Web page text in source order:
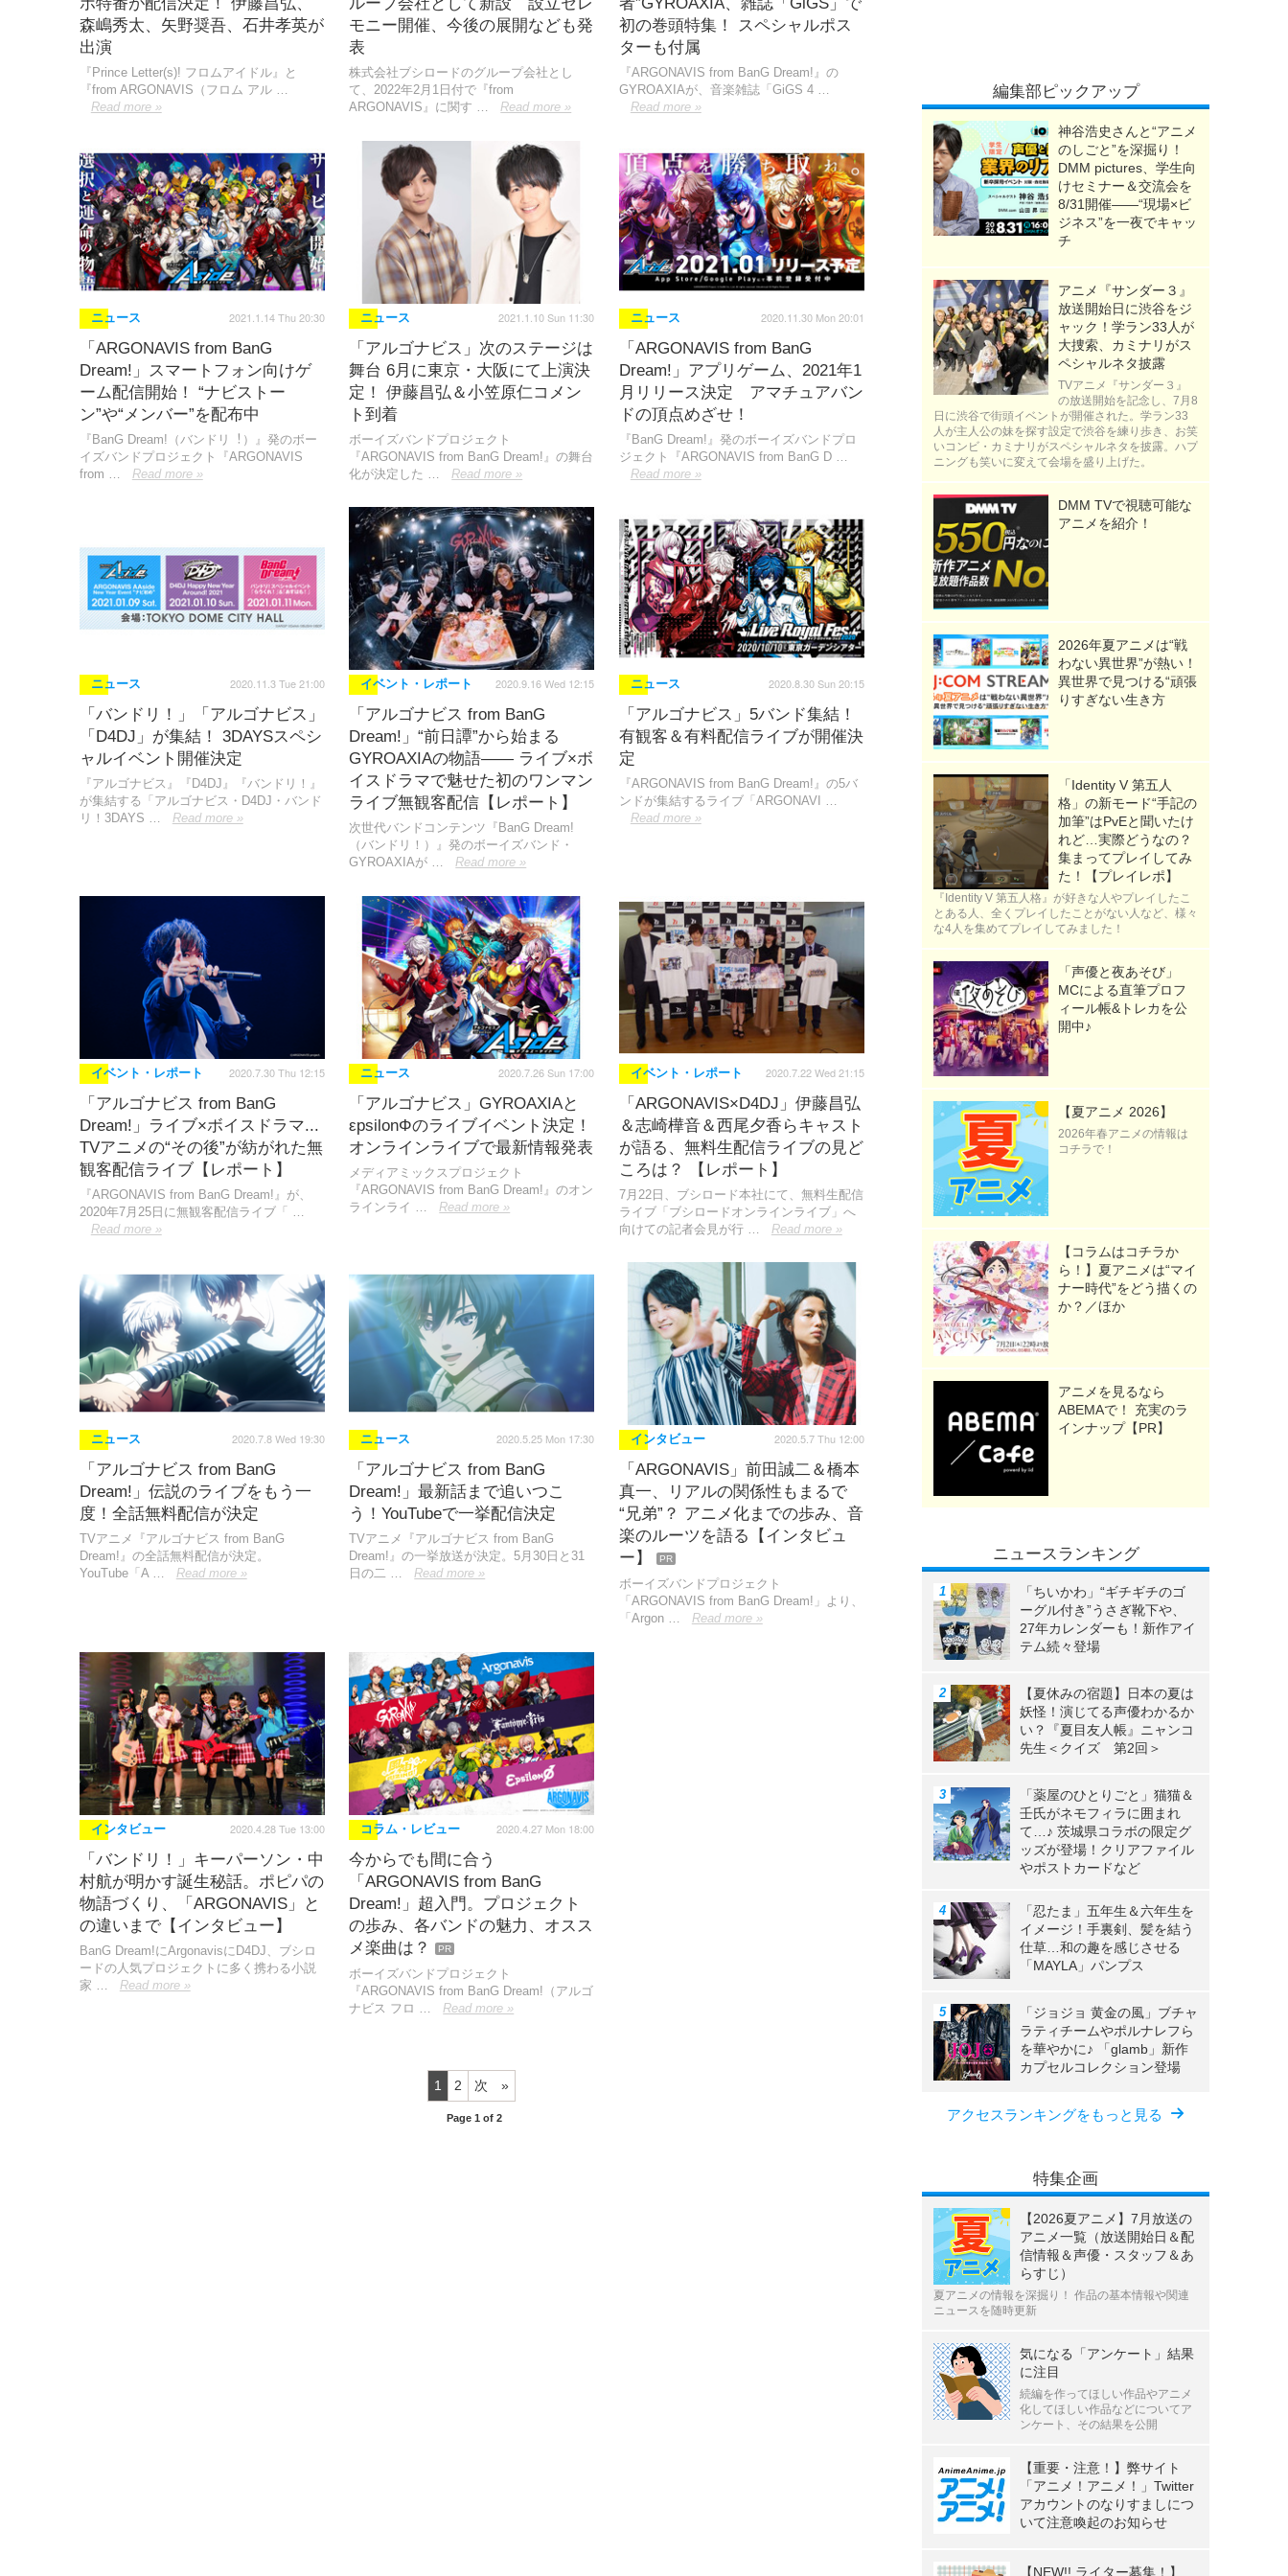
ボ特番が配信決定！ 伊藤昌弘、
森嶋秀太、矢野奨吾、石井孝英が
出演
『Prince Letter(s)! フロムアイドル』と
『from ARGONAVIS（フロム アル …
Read more »
ループ会社として新設 設立セレ
モニー開催、今後の展開なども発
表
株式会社ブシロードのグループ会社とし
て、2022年2月1日付で『from
ARGONAVIS』に関す …
Read more »
者”GYROAXIA、雑誌「GiGS」で
初の巻頭特集！ スペシャルポス
ターも付属
『ARGONAVIS from BanG Dream!』の
GYROAXIAが、音楽雑誌「GiGS 4 …
Read more »
ニュース 2021.1.14 Thu 20:30
「ARGONAVIS from BanG
Dream!」スマートフォン向けゲ
ーム配信開始！ “ナビストー
ン”や“メンバー”を配布中
『BanG Dream!（バンドリ︕）』発のボー
イズバンドプロジェクト『ARGONAVIS
from …
Read more »
ニュース 2021.1.10 Sun 11:30
「アルゴナビス」次のステージは
舞台 6月に東京・大阪にて上演決
定！ 伊藤昌弘＆小笠原仁コメン
ト到着
ボーイズバンドプロジェクト
『ARGONAVIS from BanG Dream!』の舞台
化が決定した …
Read more »
ニュース 2020.11.30 Mon 20:01
「ARGONAVIS from BanG
Dream!」アプリゲーム、2021年1
月リリース決定 アマチュアバン
ドの頂点めざせ！
『BanG Dream!』発のボーイズバンドプロ
ジェクト『ARGONAVIS from BanG D …
Read more »
ニュース 2020.11.3 Tue 21:00
「バンドリ！」「アルゴナビス」
「D4DJ」が集結！ 3DAYSスペシ
ャルイベント開催決定
『アルゴナビス』『D4DJ』『バンドリ！』
が集結する「アルゴナビス・D4DJ・バンド
リ！3DAYS …
Read more »
イベント・レポート 2020.9.16 Wed 12:15
「アルゴナビス from BanG
Dream!」“前日譚”から始まる
GYROAXIAの物語―― ライブ×ボ
イスドラマで魅せた初のワンマン
ライブ無観客配信【レポート】
次世代バンドコンテンツ『BanG Dream!
（バンドリ！）』発のボーイズバンド・
GYROAXIAが …
Read more »
ニュース 2020.8.30 Sun 20:15
「アルゴナビス」5バンド集結！
有観客＆有料配信ライブが開催決
定
『ARGONAVIS from BanG Dream!』の5バ
ンドが集結するライブ「ARGONAVI …
Read more »
イベント・レポート 2020.7.30 Thu 12:15
「アルゴナビス from BanG
Dream!」ライブ×ボイスドラマ...
TVアニメの“その後”が紡がれた無
観客配信ライブ【レポート】
『ARGONAVIS from BanG Dream!』が、
2020年7月25日に無観客配信ライブ「 …
Read more »
ニュース 2020.7.26 Sun 17:00
「アルゴナビス」GYROAXIAと
εpsilonΦのライブイベント決定！
オンラインライブで最新情報発表
メディアミックスプロジェクト
『ARGONAVIS from BanG Dream!』のオン
ラインライ …
Read more »
イベント・レポート 2020.7.22 Wed 21:15
「ARGONAVIS×D4DJ」伊藤昌弘
＆志崎樺音＆西尾夕香らキャスト
が語る、無料生配信ライブの見ど
ころは？ 【レポート】
7月22日、ブシロード本社にて、無料生配信
ライブ「ブシロードオンラインライブ」へ
向けての記者会見が行 …
Read more »
ニュース 2020.7.8 Wed 19:30
「アルゴナビス from BanG
Dream!」伝説のライブをもう一
度！全話無料配信が決定
TVアニメ『アルゴナビス from BanG
Dream!』の全話無料配信が決定。
YouTube「A …
Read more »
ニュース 2020.5.25 Mon 17:30
「アルゴナビス from BanG
Dream!」最新話まで追いつこ
う！YouTubeで一挙配信決定
TVアニメ『アルゴナビス from BanG
Dream!』の一挙放送が決定。5月30日と31
日の二 …
Read more »
インタビュー 2020.5.7 Thu 12:00
「ARGONAVIS」前田誠二＆橋本
真一、リアルの関係性もまるで
“兄弟”？ アニメ化までの歩み、音
楽のルーツを語る【インタビュ
ー】
PR
ボーイズバンドプロジェクト
「ARGONAVIS from BanG Dream!」より、
「Argon …
Read more »
インタビュー 2020.4.28 Tue 13:00
「バンドリ！」キーパーソン・中
村航が明かす誕生秘話。ポピパの
物語づくり、「ARGONAVIS」と
の違いまで【インタビュー】
BanG Dream!にArgonavisにD4DJ、ブシロ
ードの人気プロジェクトに多く携わる小説
家 …
Read more »
コラム・レビュー 2020.4.27 Mon 18:00
今からでも間に合う
「ARGONAVIS from BanG
Dream!」超入門。プロジェクト
の歩み、各バンドの魅力、オスス
メ楽曲は？
PR
ボーイズバンドプロジェクト
『ARGONAVIS from BanG Dream!（アルゴ
ナビス フロ …
Read more »
1 2 次
Page 1 of 2
編集部ピックアップ
神谷浩史さんと“アニメ
のしごと”を深掘り！
DMM pictures、学生向
けセミナー＆交流会を
8/31開催――“現場×ビ
ジネス”を一夜でキャッ
チ
アニメ『サンダー３』
放送開始日に渋谷をジ
ャック！学ラン33人が
大捜索、カミナリがス
ペシャルネタ披露
TVアニメ『サンダー３』
の放送開始を記念し、7月8
日に渋谷で街頭イベントが開催された。学ラン33
人が主人公の妹を探す設定で渋谷を練り歩き、お笑
いコンビ・カミナリがスペシャルネタを披露。ハプ
ニングも笑いに変えて会場を盛り上げた。
DMM TVで視聴可能な
アニメを紹介！
2026年夏アニメは“戦
わない異世界”が熱い！
異世界で見つける“頑張
りすぎない生き方
「Identity V 第五人
格」の新モード“手記の
加筆”はPvEと聞いたけ
れど…実際どうなの？
集まってプレイしてみ
た！【プレイレポ】
『Identity V 第五人格』が好きな人やプレイしたこ
とある人、全くプレイしたことがない人など、様々
な4人を集めてプレイしてみました！
「声優と夜あそび」
MCによる直筆プロフ
ィール帳&トレカを公
開中♪
【夏アニメ 2026】
2026年春アニメの情報は
コチラで！
【コラムはコチラか
ら！】夏アニメは“マイ
ナー時代”をどう描くの
か？／ほか
アニメを見るなら
ABEMAで！ 充実のラ
インナップ【PR】
ニュースランキング
「ちいかわ」“ギチギチのゴ
ーグル付き”うさぎ靴下や、
27年カレンダーも！新作アイ
テム続々登場
【夏休みの宿題】日本の夏は
妖怪！演じてる声優わかるか
い？『夏目友人帳』ニャンコ
先生＜クイズ 第2回＞
「薬屋のひとりごと」猫猫＆
壬氏がネモフィラに囲まれ
て…♪ 茨城県コラボの限定グ
ッズが登場！クリアファイル
やポストカードなど
「忍たま」五年生＆六年生を
イメージ！手裏剣、髪を結う
仕草…和の趣を感じさせる
「MAYLA」パンプス
「ジョジョ 黄金の風」ブチャ
ラティチームやポルナレフら
を華やかに♪ 「glamb」新作
カプセルコレクション登場
アクセスランキングをもっと見る
特集企画
【2026夏アニメ】7月放送の
アニメ一覧（放送開始日＆配
信情報＆声優・スタッフ＆あ
らすじ）
夏アニメの情報を深掘り！ 作品の基本情報や関連
ニュースを随時更新
気になる「アンケート」結果
に注目
続編を作ってほしい作品やアニメ
化してほしい作品などについてア
ンケート、その結果を公開
【重要・注意！】弊サイト
「アニメ！アニメ！」Twitter
アカウントのなりすましにつ
いて注意喚起のお知らせ
【NEW!! ライター募集！】